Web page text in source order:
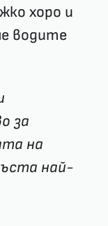
хоро и
водите
за
на
най-